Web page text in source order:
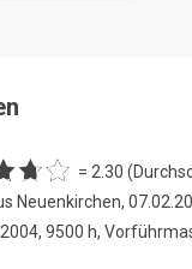
= 2.30
Neuenkirchen,
9500 h,